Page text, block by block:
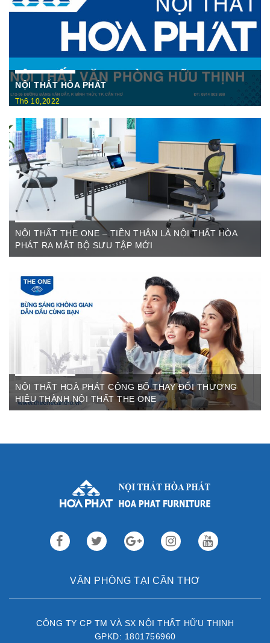
NỘI THẤT HÒA PHÁT
Th6 10,2022
Nội Thất Hòa Phátt Cần Thơ Là nơi trưng bày và cung cấp
các sản phẩm như: Bàn văn phòng, ghế xoay văn phòng, tủ hồ
sơ, két sắt,…Của cty CP Nội Thất Hòa Phát( Nội thất The
One) có địa ...
NỘI THẤT THE ONE – TIỀN THÂN LÀ NỘI THẤT HÒA
PHÁT RA MẮT BỘ SƯU TẬP MỚI
The One Cần Thơ Thông báo về việc thay đổi thương hiệu Nội
Thất Hòa Phát Ngày ...
NỘI THẤT HOÀ PHÁT CÔNG BỐ THAY ĐỔI THƯƠNG
HIỆU THÀNH NỘI THẤT THE ONE
VĂN PHÒNG TẠI CẦN THƠ
CÔNG TY CP TM VÀ SX NỘI THẤT HỮU THỊNH
GPKD: 1801756960